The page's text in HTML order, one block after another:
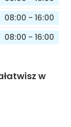
08:00 - 16:00
08:00 - 16:00
w